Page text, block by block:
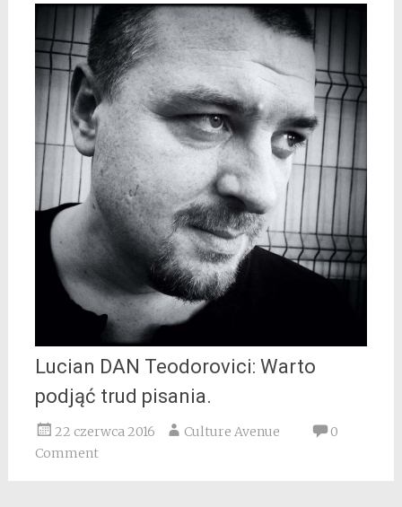
Lucian DAN Teodorovici: Warto
podjąć trud pisania.
22 czerwca 2016 Culture Avenue
0
Comment